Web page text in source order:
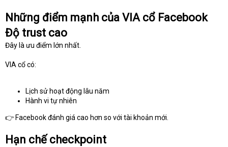
Những điểm mạnh của VIA cổ Facebook
Độ trust cao
Đây là ưu điểm lớn nhất.
VIA cổ có:
Lịch sử hoạt động lâu năm
Hành vi tự nhiên
👉 Facebook đánh giá cao hơn so với tài khoản mới.
Hạn chế checkpoint